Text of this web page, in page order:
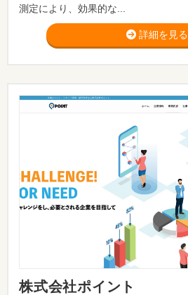
測定により、効果的な...
詳細を見る
株式会社ポイント